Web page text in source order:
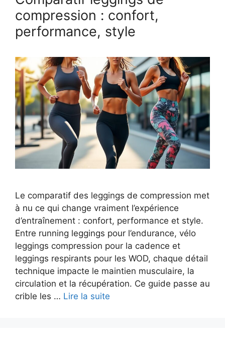
compression : confort,
performance, style
Le comparatif des leggings de compression met
à nu ce qui change vraiment l’expérience
d’entraînement : confort, performance et style.
Entre running leggings pour l’endurance, vélo
leggings compression pour la cadence et
leggings respirants pour les WOD, chaque détail
technique impacte le maintien musculaire, la
circulation et la récupération. Ce guide passe au
crible les … Lire la suite